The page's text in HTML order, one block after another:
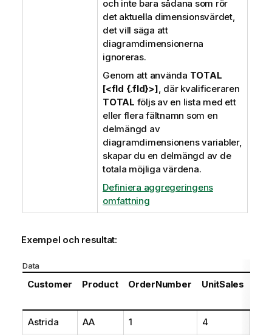
och inte bara sådana som rör
det aktuella dimensionsvärdet,
det vill säga att
diagramdimensionerna
ignoreras.
Genom att använda TOTAL
[<fld {.fld}>], där kvalificeraren
TOTAL följs av en lista med ett
eller flera fältnamn som en
delmängd av
diagramdimensionens variabler,
skapar du en delmängd av de
totala möjliga värdena.
Definiera aggregeringens
omfattning
Exempel och resultat:
Data
Customer Product OrderNumber UnitSales
Astrida AA 1 4